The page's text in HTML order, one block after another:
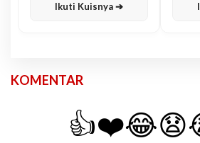
Ikuti Kuisnya ➔
KOMENTAR
👍❤️😂😧